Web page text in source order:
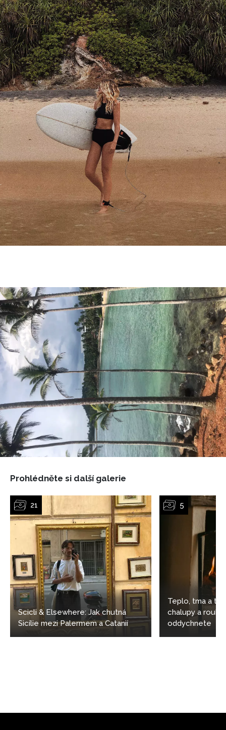
NEWSLETTER
ODESLAT
Přihlášením k newsletteru souhlasíte sObchodními
Vašimi údaji pracovat zejména k organizaci a
vyhodnocení akce a zasílání novinek.
Chcete navíc dostávat i další zajímavé a exkluzivní
informace od našich partnerů? Pokud souhlasíte se
zpracováním údajů k tomuto účelu podleZásad ochrany
soukromí BurdaMedia Extra s.r.o.
, zaškrtněte toto pole.
Prohlédněte si další galerie
Scicli & Elsewhere: Jak chutná
Sicílie mezi Palermem a Catanií
Teplo, tma a
chalupy a
oddychnete